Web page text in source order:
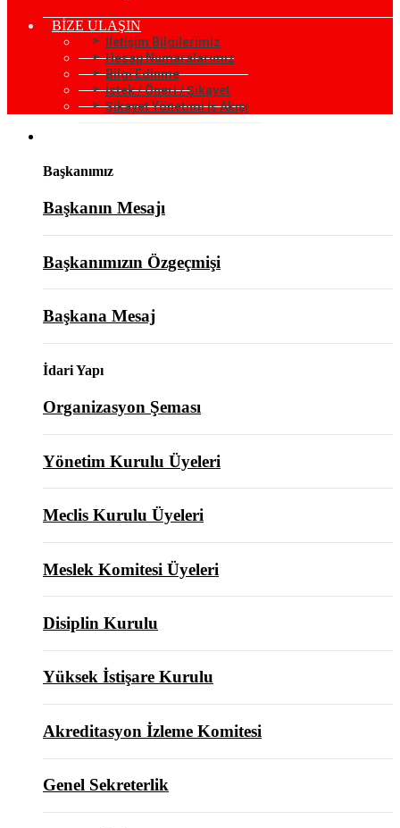
BİZE ULAŞIN
İletişim Bilgilerimiz
Hesap Numaralarımız
Bilgi Edinme
İstek / Öneri / Şikayet
Şikayet Yönetimi İş Akışı
Başkanımız
Başkanın Mesajı
Başkanımızın Özgeçmişi
Başkana Mesaj
İdari Yapı
Organizasyon Şeması
Yönetim Kurulu Üyeleri
Meclis Kurulu Üyeleri
Meslek Komitesi Üyeleri
Disiplin Kurulu
Yüksek İstişare Kurulu
Akreditasyon İzleme Komitesi
Genel Sekreterlik